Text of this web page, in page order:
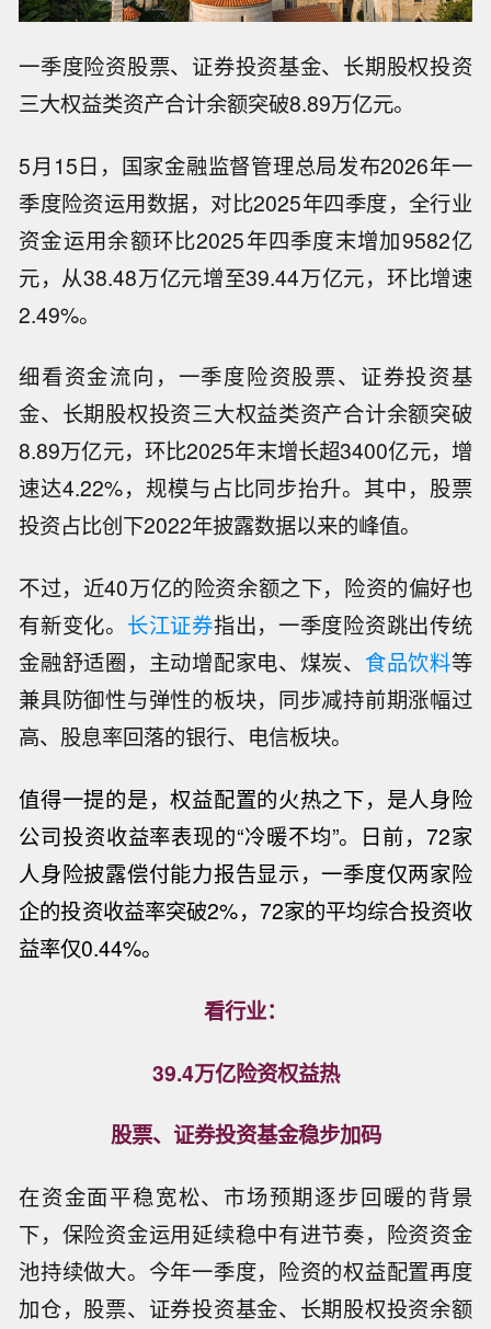
一季度险资股票、证券投资基金、长期股权投资
三大权益类资产合计余额突破8.89万亿元。
5月15日，国家金融监督管理总局发布2026年一
季度险资运用数据，对比2025年四季度，全行业
资金运用余额环比2025年四季度末增加9582亿
元，从38.48万亿元增至39.44万亿元，环比增速
2.49%。
细看资金流向，一季度险资股票、证券投资基
金、长期股权投资三大权益类资产合计余额突破
8.89万亿元，环比2025年末增长超3400亿元，增
速达4.22%，规模与占比同步抬升。其中，股票
投资占比创下2022年披露数据以来的峰值。
不过，近40万亿的险资余额之下，险资的偏好也
有新变化。 长江证券指出，一季度险资跳出传统
金融舒适圈，主动增配家电、煤炭、 食品饮料等
兼具防御性与弹性的板块，同步减持前期涨幅过
高、股息率回落的银行、电信板块。
值得一提的是，权益配置的火热之下，是人身险
公司投资收益率表现的“冷暖不均”。日前，72家
人身险披露偿付能力报告显示，一季度仅两家险
企的投资收益率突破2%，72家的平均综合投资收
益率仅0.44%。
看行业：
39.4万亿险资权益热
股票、证券投资基金稳步加码
在资金面平稳宽松、市场预期逐步回暖的背景
下，保险资金运用延续稳中有进节奏，险资资金
池持续做大。今年一季度，险资的权益配置再度
加仓，股票、证券投资基金、长期股权投资余额